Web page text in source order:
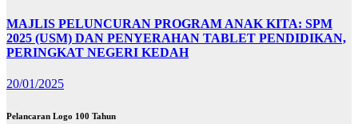
MAJLIS PELUNCURAN PROGRAM ANAK KITA: SPM
2025 (USM) DAN PENYERAHAN TABLET PENDIDIKAN,
PERINGKAT NEGERI KEDAH
20/01/2025
Pelancaran Logo 100 Tahun